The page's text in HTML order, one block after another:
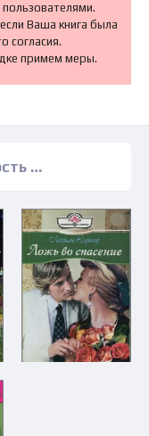
Ваша книга была
согласия.
примем меры.
версии